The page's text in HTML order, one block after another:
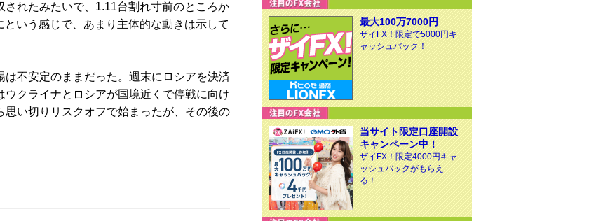
されたみたいで、1.11台割れ寸前のところか
いう感じで、あまり主体的な動きは示して
不安定のままだった。週末にロシアを決済
クライナとロシアが国境近くで停戦に向け
い切りリスクオフで始まったが、その後の
最大100万7000円
ザイFX！限定で5000円キ
ャッシュバック！
当サイト限定口座開設
キャンペーン中！
ザイFX！限定4000円キャ
ッシュバックがもらえ
る！